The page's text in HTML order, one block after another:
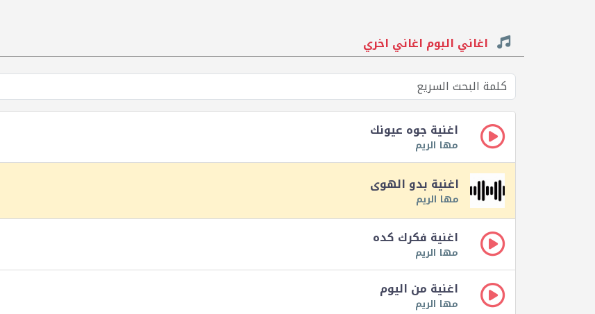
اغاني البوم اغاني اخري
اغنية جوه عيونك
مها الريم
اغنية بدو الهوى
مها الريم
اغنية فكرك كده
مها الريم
اغنية من اليوم
مها الريم